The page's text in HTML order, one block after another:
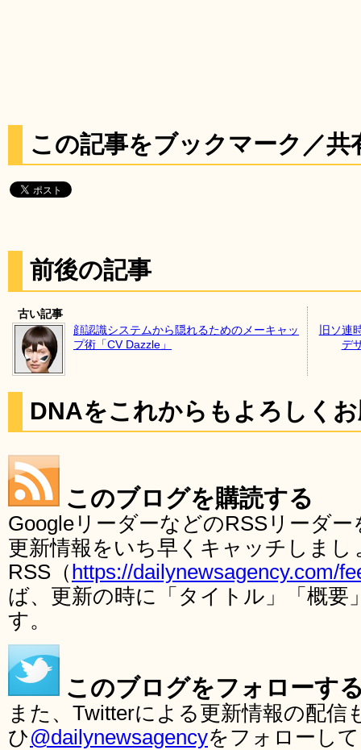
この記事をブックマーク／共
前後の記事
古い記事
顔認識システムから隠れるためのメーキャッ
プ術「CV Dazzle」
旧ソ連
デ
DNAをこれからもよろしく
このブログを購読する
GoogleリーダーなどのRSSリーダ
更新情報をいち早くキャッチしま
RSS（ https://dailynewsagency.com/
ば、更新の時に「タイトル」「概要
す。
このブログをフォローす
また、Twitterによる更新情報の配
ひ@dailynewsagencyをフォローし